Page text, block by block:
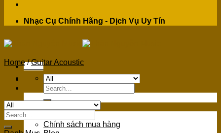
Nhạc Cụ Chính Hãng - Dịch Vụ Uy Tín
Menu
Search
for:
Chính sách mua hàng
Home / Guitar Acoustic
Search
for: